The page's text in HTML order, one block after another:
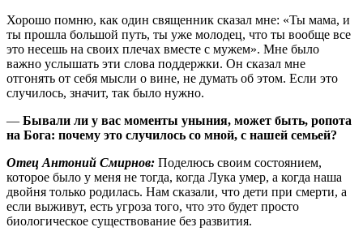
Хорошо помню, как один священник сказал мне: «Ты мама, и
ты прошла большой путь, ты уже молодец, что ты вообще все
это несешь на своих плечах вместе с мужем». Мне было
важно услышать эти слова поддержки. Он сказал мне
отгонять от себя мысли о вине, не думать об этом. Если это
случилось, значит, так было нужно.
— Бывали ли у вас моменты уныния, может быть, ропота
на Бога: почему это случилось со мной, с нашей семьей?
Отец Антоний Смирнов: Поделюсь своим состоянием,
которое было у меня не тогда, когда Лука умер, а когда наша
двойня только родилась. Нам сказали, что дети при смерти, а
если выживут, есть угроза того, что это будет просто
биологическое существование без развития.